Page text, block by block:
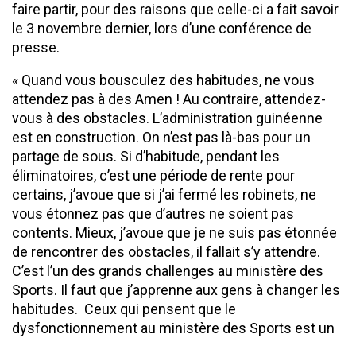
faire partir, pour des raisons que celle-ci a fait savoir
le 3 novembre dernier, lors d’une conférence de
presse.
« Quand vous bousculez des habitudes, ne vous
attendez pas à des Amen ! Au contraire, attendez-
vous à des obstacles. L’administration guinéenne
est en construction. On n’est pas là-bas pour un
partage de sous. Si d’habitude, pendant les
éliminatoires, c’est une période de rente pour
certains, j’avoue que si j’ai fermé les robinets, ne
vous étonnez pas que d’autres ne soient pas
contents. Mieux, j’avoue que je ne suis pas étonnée
de rencontrer des obstacles, il fallait s’y attendre.
C’est l’un des grands challenges au ministère des
Sports. Il faut que j’apprenne aux gens à changer les
habitudes. Ceux qui pensent que le
dysfonctionnement au ministère des Sports est un